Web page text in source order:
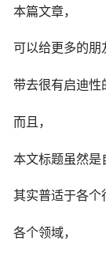
本篇文章，
可以给更多的朋
带去很有启迪性
而且，
本文标题虽然是
其实普适于各个
各个领域，